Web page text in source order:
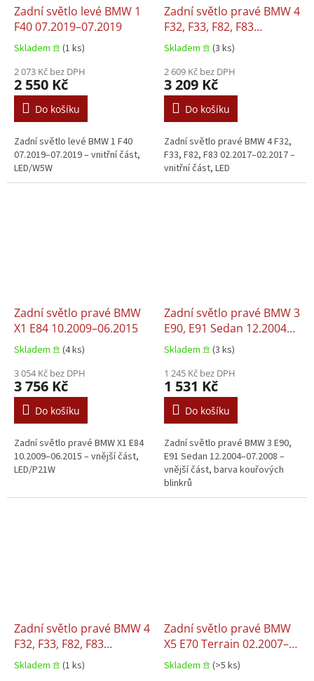
Zadní světlo levé BMW 1
F40 07.2019–07.2019
Skladem 𖠿 (1 ks)
2 073 Kč bez DPH
2 550 Kč
Do košíku
Zadní světlo levé BMW 1 F40
07.2019–07.2019 – vnitřní část,
LED/W5W
Zadní světlo pravé BMW 4
F32, F33, F82, F83
02.2017–02.2017
Skladem 𖠿 (3 ks)
2 609 Kč bez DPH
3 209 Kč
Do košíku
Zadní světlo pravé BMW 4 F32,
F33, F82, F83 02.2017–02.2017 –
vnitřní část, LED
Zadní světlo pravé BMW
X1 E84 10.2009–06.2015
Skladem 𖠿 (4 ks)
3 054 Kč bez DPH
3 756 Kč
Do košíku
Zadní světlo pravé BMW X1 E84
10.2009–06.2015 – vnější část,
LED/P21W
Zadní světlo pravé BMW 3
E90, E91 Sedan 12.2004–
07.2008
Skladem 𖠿 (3 ks)
1 245 Kč bez DPH
1 531 Kč
Do košíku
Zadní světlo pravé BMW 3 E90,
E91 Sedan 12.2004–07.2008 –
vnější část, barva kouřových
blinkrů
Zadní světlo pravé BMW 4
F32, F33, F82, F83
07.2013–02.2017
Skladem 𖠿 (1 ks)
Zadní světlo pravé BMW
X5 E70 Terrain 02.2007–
04.2010
Skladem 𖠿 (>5 ks)